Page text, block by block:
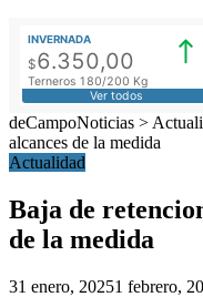
INVERNADA
$6.350,00
Terneros 180/200 Kg
Ver todos
deCampoNoticias >
alcances de la medida
Actualidad
Baja de
de la medida
31 enero, 20251 febrero,